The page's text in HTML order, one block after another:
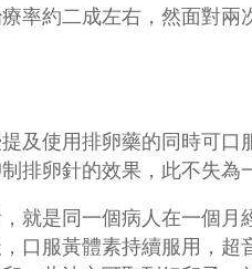
率約二成左右，然面對
及使用排卵藥的同時可
排卵針的效果，此不失為
就是同一個病人在一個
口服黃體素持續服用，